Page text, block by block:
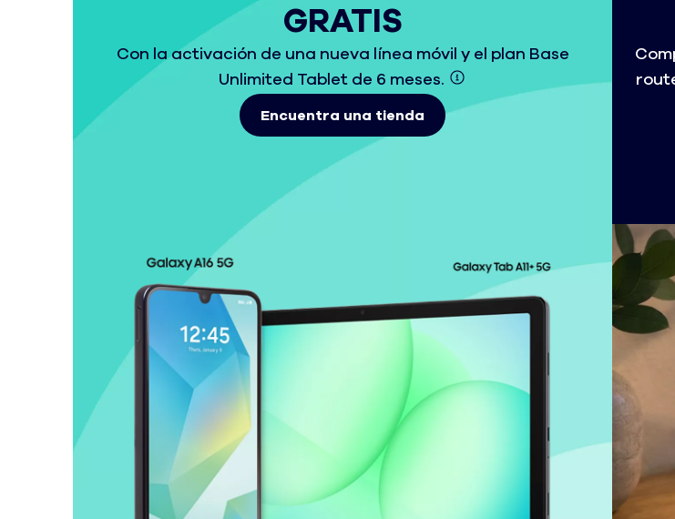
GRATIS
Con la activación de una nueva línea móvil y el plan Base
Unlimited Tablet de 6 meses.
Encuentra una tienda